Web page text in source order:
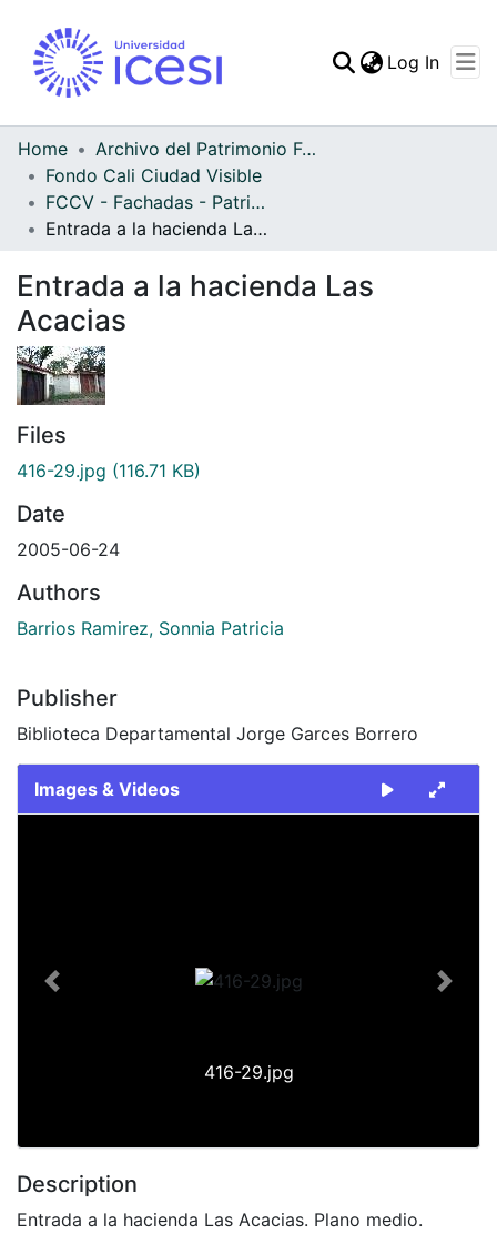
Log In
Home
Archivo del Patrimonio Fotográfico y Fílmico del Valle del Cauca
Fondo Cali Ciudad Visible
FCCV - Fachadas - Patrimonial
Entrada a la hacienda Las Acacias
Entrada a la hacienda Las
Acacias
Files
416-29.jpg (116.71 KB)
Date
2005-06-24
Authors
Barrios Ramirez, Sonnia Patricia
Publisher
Biblioteca Departamental Jorge Garces Borrero
Images & Videos
416-29.jpg
Previous Next
Description
Entrada a la hacienda Las Acacias. Plano medio.